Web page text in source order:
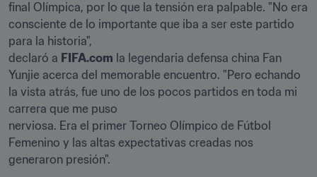
final Olímpica, por lo que la tensión era palpable. "No era
consciente de lo importante que iba a ser este partido
para la historia",
declaró a FIFA.com la legendaria defensa china Fan
Yunjie acerca del memorable encuentro. "Pero echando
la vista atrás, fue uno de los pocos partidos en toda mi
carrera que me puso
nerviosa. Era el primer Torneo Olímpico de Fútbol
Femenino y las altas expectativas creadas nos
generaron presión".